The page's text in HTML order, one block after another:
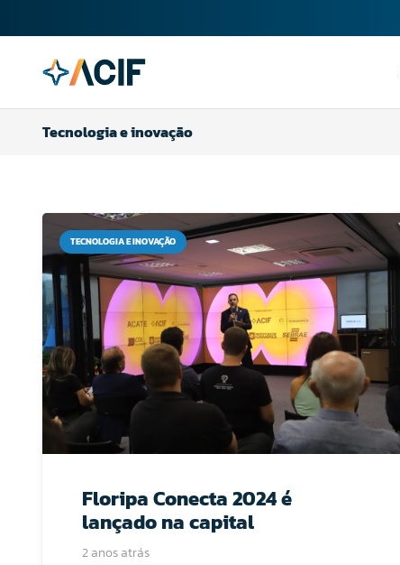
Tecnologia e inovação
TECNOLOGIA E INOVAÇÃO
Floripa Conecta 2024 é
lançado na capital
2 anos atrás